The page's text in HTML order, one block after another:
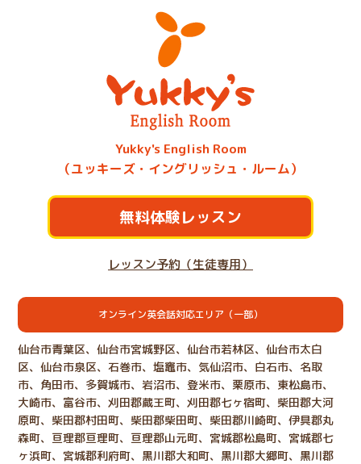
Yukky's English Room
（ユッキーズ・イングリッシュ・ルーム）
無料体験レッスン
レッスン予約（生徒専用）
オンライン英会話対応エリア（一部）
仙台市青葉区、仙台市宮城野区、仙台市若林区、仙台市太白
区、仙台市泉区、石巻市、塩竈市、気仙沼市、白石市、名取
市、角田市、多賀城市、岩沼市、登米市、栗原市、東松島市、
大崎市、富谷市、刈田郡蔵王町、刈田郡七ヶ宿町、柴田郡大河
原町、柴田郡村田町、柴田郡柴田町、柴田郡川崎町、伊具郡丸
森町、亘理郡亘理町、亘理郡山元町、宮城郡松島町、宮城郡七
ヶ浜町、宮城郡利府町、黒川郡大和町、黒川郡大郷町、黒川郡